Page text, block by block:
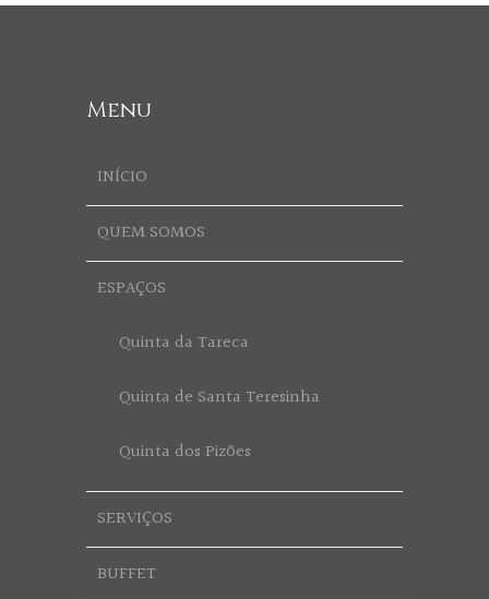
Menu
INÍCIO
QUEM SOMOS
ESPAÇOS
Quinta da Tareca
Quinta de Santa Teresinha
Quinta dos Pizões
SERVIÇOS
BUFFET